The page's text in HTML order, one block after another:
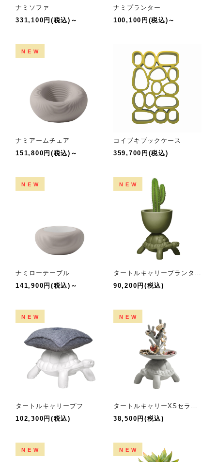
ナミソファ
331,100円(税込)～
ナミプランター
100,100円(税込)～
NEW
ナミアームチェア
151,800円(税込)～
コイブキブックケース
359,700円(税込)
NEW
ナミローテーブル
141,900円(税込)～
NEW
タートルキャリープランターアンドシャンパンクーラー
90,200円(税込)
NEW
タートルキャリープフ
102,300円(税込)
NEW
38,500円(税込)
NEW NEW